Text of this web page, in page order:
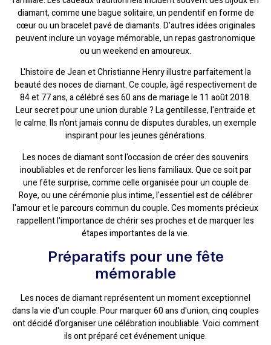
diamant, comme une bague solitaire, un pendentif en forme de
cœur ou un bracelet pavé de diamants. D'autres idées originales
peuvent inclure un voyage mémorable, un repas gastronomique
ou un weekend en amoureux.
L'histoire de Jean et Christianne Henry illustre parfaitement la
beauté des noces de diamant. Ce couple, âgé respectivement de
84 et 77 ans, a célébré ses 60 ans de mariage le 11 août 2018.
Leur secret pour une union durable ? La gentillesse, l'entraide et
le calme. Ils n'ont jamais connu de disputes durables, un exemple
inspirant pour les jeunes générations.
Les noces de diamant sont l'occasion de créer des souvenirs
inoubliables et de renforcer les liens familiaux. Que ce soit par
une fête surprise, comme celle organisée pour un couple de
Roye, ou une cérémonie plus intime, l'essentiel est de célébrer
l'amour et le parcours commun du couple. Ces moments précieux
rappellent l'importance de chérir ses proches et de marquer les
étapes importantes de la vie.
Préparatifs pour une fête
mémorable
Les noces de diamant représentent un moment exceptionnel
dans la vie d'un couple. Pour marquer 60 ans d'union, cinq couples
ont décidé d'organiser une célébration inoubliable. Voici comment
ils ont préparé cet événement unique.